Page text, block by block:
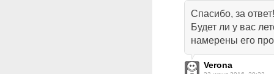
Спасибо, за
Будет ли у вас
намерены его
Verona